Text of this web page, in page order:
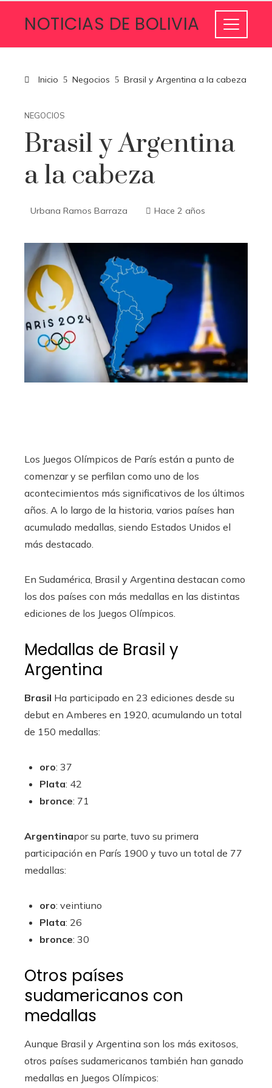
NOTICIAS DE BOLIVIA
Inicio Negocios Brasil y Argentina a la cabeza
NEGOCIOS
Brasil y Argentina
a la cabeza
Urbana Ramos Barraza Hace 2 años
Los Juegos Olímpicos de París están a punto de
comenzar y se perfilan como uno de los
acontecimientos más significativos de los últimos
años. A lo largo de la historia, varios países han
acumulado medallas, siendo Estados Unidos el
más destacado.
En Sudamérica, Brasil y Argentina destacan como
los dos países con más medallas en las distintas
ediciones de los Juegos Olímpicos.
Medallas de Brasil y
Argentina
Brasil Ha participado en 23 ediciones desde su
debut en Amberes en 1920, acumulando un total
de 150 medallas:
oro: 37
Plata: 42
bronce: 71
Argentinapor su parte, tuvo su primera
participación en París 1900 y tuvo un total de 77
medallas:
oro: veintiuno
Plata: 26
bronce: 30
Otros países
sudamericanos con
medallas
Aunque Brasil y Argentina son los más exitosos,
otros países sudamericanos también han ganado
medallas en Juegos Olímpicos: